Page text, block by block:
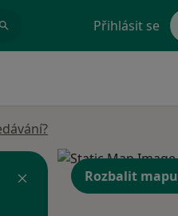
Přihlásit se
Rozbalit mapu